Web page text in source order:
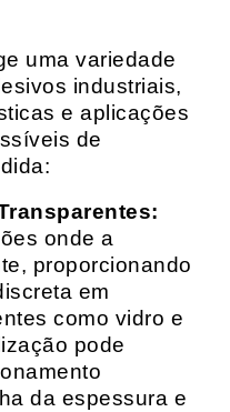
uma variedade
industriais,
e aplicações
de
onde a
proporcionando
em
como vidro e
pode
da espessura e